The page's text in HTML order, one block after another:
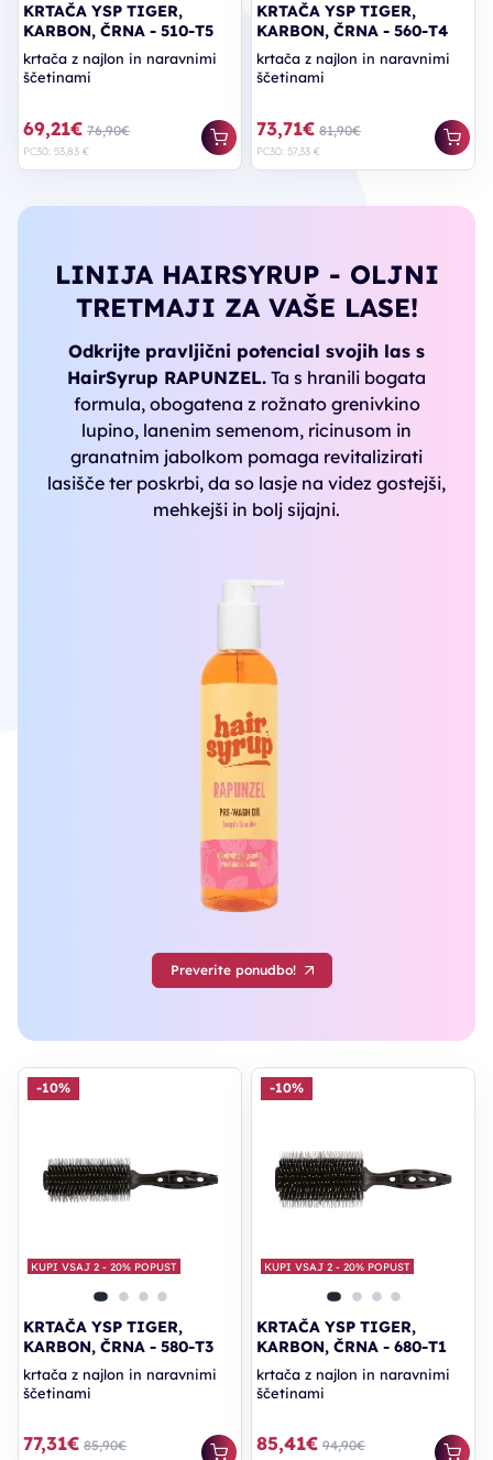
KRTAČA YSP TIGER,
KARBON, ČRNA - 510-T5
krtača z najlon in naravnimi
ščetinami
69,21€ 76,90€
PC30: 53,83 €
KRTAČA YSP TIGER,
KARBON, ČRNA - 560-T4
krtača z najlon in naravnimi
ščetinami
73,71€ 81,90€
PC30: 57,33 €
LINIJA HAIRSYRUP - OLJNI
TRETMAJI ZA VAŠE LASE!
Odkrijte pravljični potencial svojih las s
HairSyrup RAPUNZEL. Ta s hranili bogata
formula, obogatena z rožnato grenivkino
lupino, lanenim semenom, ricinusom in
granatnim jabolkom pomaga revitalizirati
lasišče ter poskrbi, da so lasje na videz gostejši,
mehkejši in bolj sijajni.
Preverite ponudbo!
KUPI VSAJ 2 - 20% POPUST
-10%
KRTAČA YSP TIGER,
KARBON, ČRNA - 580-T3
krtača z najlon in naravnimi
ščetinami
77,31€ 85,90€
KUPI VSAJ 2 - 20% POPUST
-10%
KRTAČA YSP TIGER,
KARBON, ČRNA - 680-T1
krtača z najlon in naravnimi
ščetinami
85,41€ 94,90€